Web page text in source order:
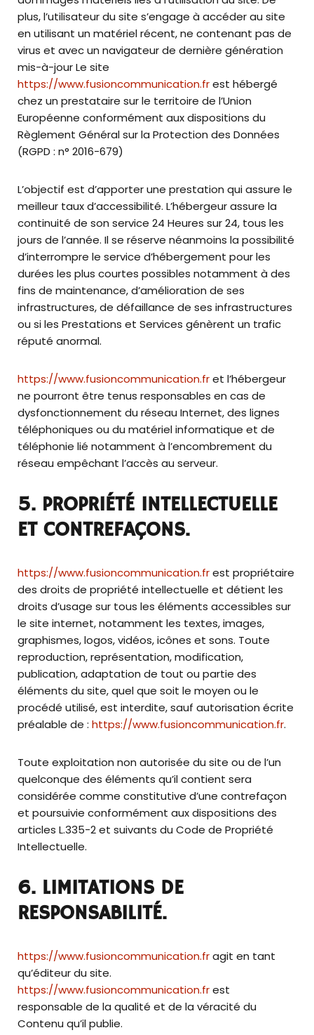
plus, l’utilisateur du site s’engage à accéder au site
en utilisant un matériel récent, ne contenant pas de
virus et avec un navigateur de dernière génération
mis-à-jour Le site
https://www.fusioncommunication.frest hébergé
chez un prestataire sur le territoire de l’Union
Européenne conformément aux dispositions du
Règlement Général sur la Protection des Données
(RGPD : n° 2016-679)
L’objectif est d’apporter une prestation qui assure le
meilleur taux d’accessibilité. L’hébergeur assure la
continuité de son service 24 Heures sur 24, tous les
jours de l’année. Il se réserve néanmoins la possibilité
d’interrompre le service d’hébergement pour les
durées les plus courtes possibles notamment à des
fins de maintenance, d’amélioration de ses
infrastructures, de défaillance de ses infrastructures
ou si les Prestations et Services génèrent un trafic
réputé anormal.
https://www.fusioncommunication.fret l’hébergeur
ne pourront être tenus responsables en cas de
dysfonctionnement du réseau Internet, des lignes
téléphoniques ou du matériel informatique et de
téléphonie lié notamment à l’encombrement du
réseau empêchant l’accès au serveur.
5. PROPRIÉTÉ INTELLECTUELLE
ET CONTREFAÇONS.
https://www.fusioncommunication.frest propriétaire
des droits de propriété intellectuelle et détient les
droits d’usage sur tous les éléments accessibles sur
le site internet, notamment les textes, images,
graphismes, logos, vidéos, icônes et sons. Toute
reproduction, représentation, modification,
publication, adaptation de tout ou partie des
éléments du site, quel que soit le moyen ou le
procédé utilisé, est interdite, sauf autorisation écrite
préalable de : https://www.fusioncommunication.fr.
Toute exploitation non autorisée du site ou de l’un
quelconque des éléments qu’il contient sera
considérée comme constitutive d’une contrefaçon
et poursuivie conformément aux dispositions des
articles L.335-2 et suivants du Code de Propriété
Intellectuelle.
6. LIMITATIONS DE
RESPONSABILITÉ.
https://www.fusioncommunication.fragit en tant
qu’éditeur du site.
https://www.fusioncommunication.frest
responsable de la qualité et de la véracité du
Contenu qu’il publie.